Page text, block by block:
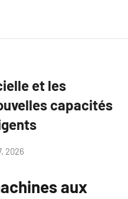
et les
capacités
2026
aux